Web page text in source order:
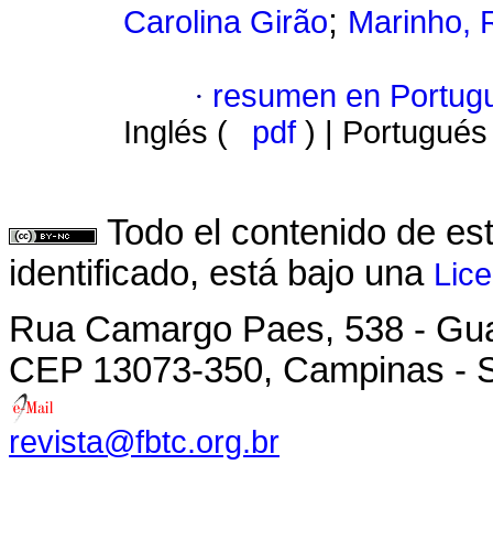
Carolina Girão; Marinho,
· resumen en
Inglés (
pdf ) |
Todo el contenido de
identificado, está bajo una
Rua Camargo Paes, 538 -
CEP 13073-350, Campinas -
revista@fbtc.org.br